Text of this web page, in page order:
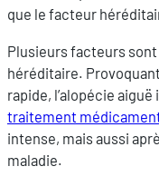
que le facteur
Plusieurs facteurs sont
héréditaire.
rapide, l’alopécie
traitement
intense, mais aussi
maladie.